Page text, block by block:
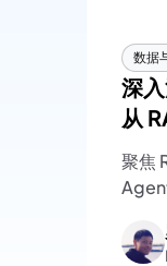
数据
深
从
聚焦